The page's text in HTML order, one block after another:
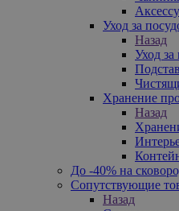
Уход за
Назад
Уход за
Хранение
Назад
До -40% на
Сопутствующие
Назад